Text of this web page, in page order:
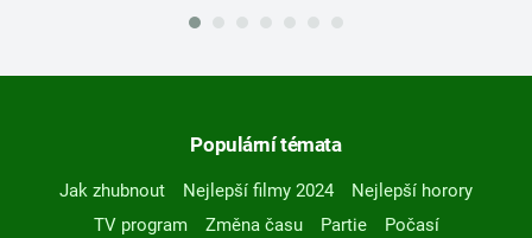
Populární témata
Jak zhubnout Nejlepší filmy 2024
Nejlepší horory
TV program
Změna času Partie
Počasí